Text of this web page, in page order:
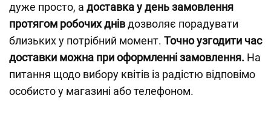
дуже просто, а доставка у день замовлення
протягом робочих днівдозволяє порадувати
близьких у потрібний момент. Точно узгодити час
доставки можна при оформленні замовлення. На
питання щодо вибору квітів із радістю відповімо
особисто у магазині або телефоном.